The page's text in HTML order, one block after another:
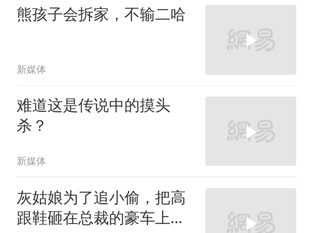
熊孩子会拆家，不输二哈
新媒体
难道这是传说中的摸头
杀？
新媒体
灰姑娘为了追小偷，把高
跟鞋砸在总裁的豪车上，